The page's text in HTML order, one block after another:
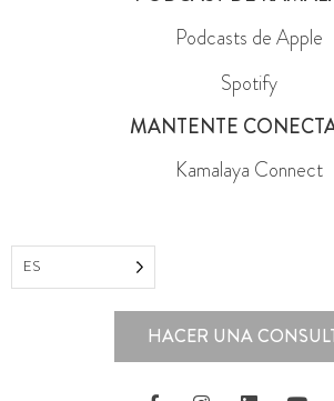
Podcasts de Apple
Spotify
MANTENTE
Kamalaya Connect
ES
HACER UNA